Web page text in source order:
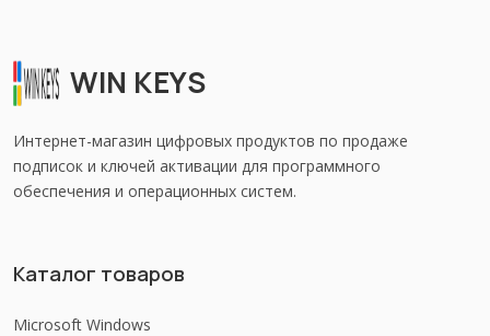
WIN KEYS
Интернет-магазин цифровых продуктов по продаже
подписок и ключей активации для программного
обеспечения и операционных систем.
Каталог товаров
Microsoft Windows